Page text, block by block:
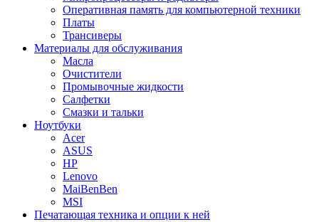
Оперативная память для компьютерной техники
Платы
Трансиверы
Материалы для обслуживания
Масла
Очистители
Промывочные жидкости
Салфетки
Смазки и тальки
Ноутбуки
Acer
ASUS
HP
Lenovo
MaiBenBen
MSI
Печатающая техника и опции к ней